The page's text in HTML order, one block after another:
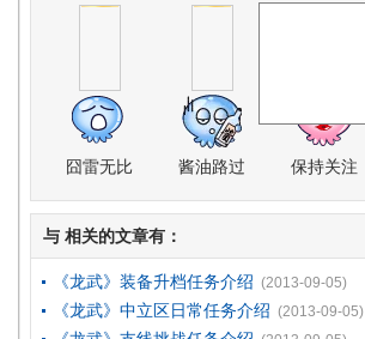
囧雷无比 酱油路过 保持关注
与 相关的文章有：
《龙武》装备升档任务介绍 (2013-09-05)
《龙武》中立区日常任务介绍 (2013-09-05)